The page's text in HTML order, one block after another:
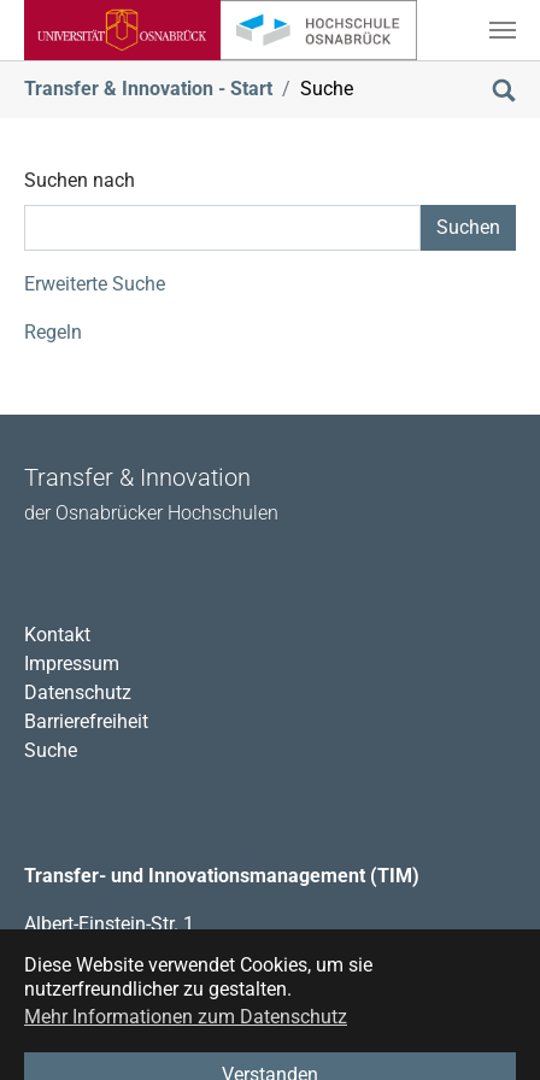
Diese Website verwendet Cookies, um sie
nutzerfreundlicher zu gestalten.
Mehr Informationen zum Datenschutz
Verstanden
Transfer & Innovation - Start Suche
Suchformular
Suchen nach
Erweiterte Suche
Regeln
Transfer & Innovation
der Osnabrücker Hochschulen
Kontakt
Impressum
Datenschutz
Barrierefreiheit
Suche
Transfer- und Innovationsmanagement (TIM)
Albert-Einstein-Str. 1
49076 Osnabrück
Das Transfer- und Innovationsmanagement Osnabrück
(TIM) ist eine gemeinsame Einrichtung vonHochschule